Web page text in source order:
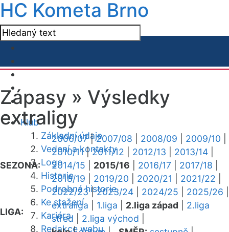
HC Kometa Brno
Klub
Základní údaje
Vedení a kontakty
Logo
Historie
Podrobná historie
Ke stažení
Kariéra
Redakce webu
Zápasy » Výsledky
extraligy
SEZONA:
2006/07|2007/08 2008/09 2009/10
2010/11|2011/12 2012/13 2013/14
2014/15
2015/16 2016/17 2017/18
2018/19
2019/20 2020/21 2021/22
2022/23|2023/24 2024/25 2025/26
LIGA:
extraliga 1.liga 2.liga západ
2.liga
střed
2.liga východ